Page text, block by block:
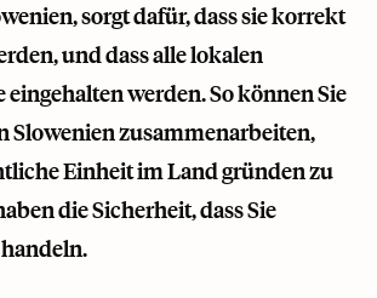
sorgt dafür, dass sie korrekt
und dass alle lokalen
eingehalten werden. So können Sie
Slowenien zusammenarbeiten,
Einheit im Land gründen zu
die Sicherheit, dass Sie